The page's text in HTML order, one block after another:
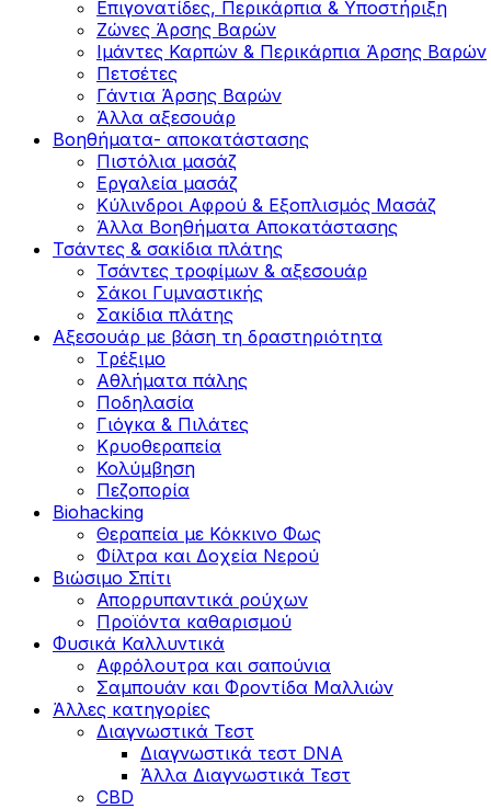
Επιγονατίδες, Περικάρπια & Υποστήριξη
Ζώνες Άρσης Βαρών
Ιμάντες Καρπών & Περικάρπια Άρσης Βαρών
Πετσέτες
Γάντια Άρσης Βαρών
Άλλα αξεσουάρ
Βοηθήματα- αποκατάστασης
Πιστόλια μασάζ
Εργαλεία μασάζ
Κύλινδροι Αφρού & Εξοπλισμός Μασάζ
Άλλα Βοηθήματα Αποκατάστασης
Τσάντες & σακίδια πλάτης
Τσάντες τροφίμων & αξεσουάρ
Σάκοι Γυμναστικής
Σακίδια πλάτης
Αξεσουάρ με βάση τη δραστηριότητα
Tρέξιμο
Αθλήματα πάλης
Ποδηλασία
Γιόγκα & Πιλάτες
Κρυοθεραπεία
Κολύμβηση
Πεζοπορία
Biohacking
Θεραπεία με Κόκκινο Φως
Φίλτρα και Δοχεία Νερού
Βιώσιμο Σπίτι
Απορρυπαντικά ρούχων
Προϊόντα καθαρισμού
Φυσικά Καλλυντικά
Αφρόλουτρα και σαπούνια
Σαμπουάν και Φροντίδα Μαλλιών
Άλλες κατηγορίες
Διαγνωστικά Τεστ
Διαγνωστικά τεστ DNA
Άλλα Διαγνωστικά Τεστ
CBD